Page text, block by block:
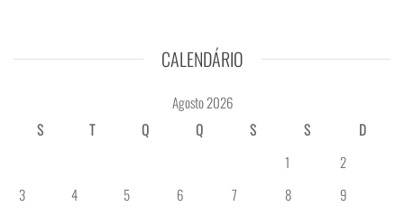
CALENDÁRIO
Agosto 2026
S
T Q Q S S
D
1
2
3
4 5 6 7 8
9